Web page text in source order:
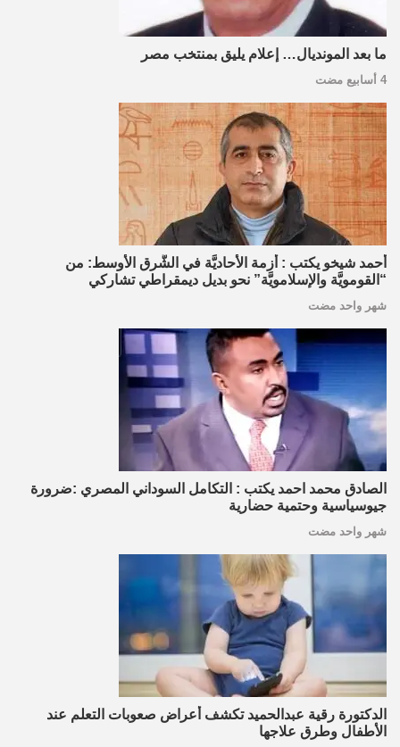
ما بعد المونديال… إعلام يليق بمنتخب مصر
4 أسابيع مضت
أحمد شيخو يكتب : أزمة الأحاديَّة في الشَّرق الأوسط: من
“القومويَّة والإسلامويَّة” نحو بديل ديمقراطي تشاركي
شهر واحد مضت
الصادق محمد احمد يكتب : التكامل السوداني المصري :ضرورة
جيوسياسية وحتمية حضارية
شهر واحد مضت
الدكتورة رقية عبدالحميد تكشف أعراض صعوبات التعلم عند
الأطفال وطرق علاجها